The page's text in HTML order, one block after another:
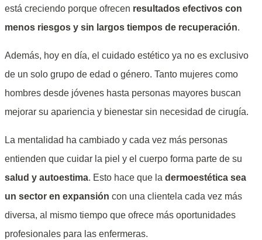
está creciendo porque ofrecen resultados efectivos con
menos riesgos y sin largos tiempos de recuperación.
Además, hoy en día, el cuidado estético ya no es exclusivo
de un solo grupo de edad o género. Tanto mujeres como
hombres desde jóvenes hasta personas mayores buscan
mejorar su apariencia y bienestar sin necesidad de cirugía.
La mentalidad ha cambiado y cada vez más personas
entienden que cuidar la piel y el cuerpo forma parte de su
salud y autoestima. Esto hace que la dermoestética sea
un sector en expansión con una clientela cada vez más
diversa, al mismo tiempo que ofrece más oportunidades
profesionales para las enfermeras.